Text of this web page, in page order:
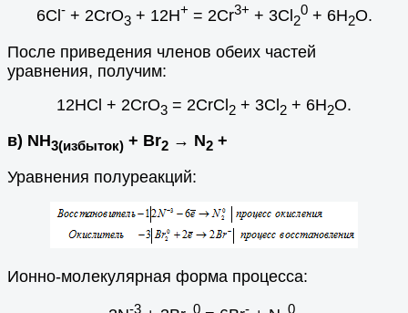
6Cl-+ 2CrO3+ 12H+ = 2Cr3+ + 3Cl2
0+ 6H2O.
После приведения членов обеих частей
уравнения, получим:
12HCl + 2CrO3 = 2CrCl2 + 3Cl2 + 6H2O.
в) NH3(избыток) + Br2 → N2 +
Уравнения полуреакций:
Ионно-молекулярная форма процесса:
-3 0 - 0